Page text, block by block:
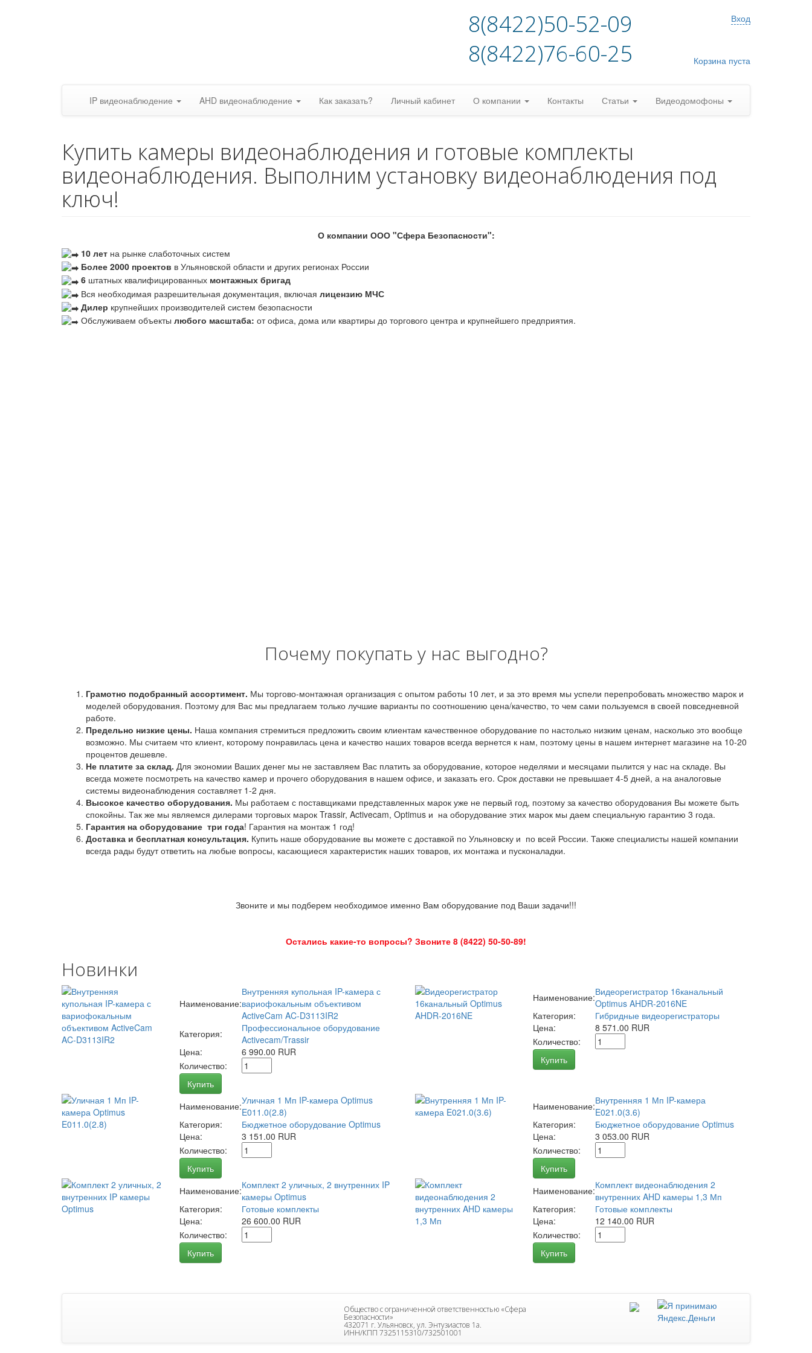
8(8422)50-52-09
8(8422)76-60-25
Вход
Корзина пуста
IP видеонаблюдение AHD видеонаблюдение Как заказать? Личный кабинет О компании Контакты Статьи Видеодомофоны
Купить камеры видеонаблюдения и готовые комплекты
видеонаблюдения. Выполним установку видеонаблюдения под
ключ!
О компании ООО "Сфера Безопасности":
10 лет на рынке слаботочных систем
Более 2000 проектов в Ульяновской области и других регионах России
6 штатных квалифицированных монтажных бригад
Вся необходимая разрешительная документация, включая лицензию МЧС
Дилер крупнейших производителей систем безопасности
Обслуживаем объекты любого масштаба: от офиса, дома или квартиры до торгового центра и крупнейшего предприятия.
Почему покупать у нас выгодно?
Грамотно подобранный ассортимент. Мы торгово-монтажная организация с опытом работы 10 лет, и за это время мы успели перепробовать множество марок и
моделей оборудования. Поэтому для Вас мы предлагаем только лучшие варианты по соотношению цена/качество, то чем сами пользуемся в своей повседневной
работе.
Предельно низкие цены. Наша компания стремиться предложить своим клиентам качественное оборудование по настолько низким ценам, насколько это вообще
возможно. Мы считаем что клиент, которому понравилась цена и качество наших товаров всегда вернется к нам, поэтому цены в нашем интернет магазине на 10-20
процентов дешевле.
Не платите за склад. Для экономии Ваших денег мы не заставляем Вас платить за оборудование, которое неделями и месяцами пылится у нас на складе. Вы
всегда можете посмотреть на качество камер и прочего оборудования в нашем офисе, и заказать его. Срок доставки не превышает 4-5 дней, а на аналоговые
системы видеонаблюдения составляет 1-2 дня.
Высокое качество оборудования. Мы работаем с поставщиками представленных марок уже не первый год, поэтому за качество оборудования Вы можете быть
спокойны. Так же мы являемся дилерами торговых марок Trassir, Activecam, Optimus и на оборудование этих марок мы даем специальную гарантию 3 года.
Гарантия на оборудование три года! Гарантия на монтаж 1 год!
Доставка и бесплатная консультация. Купить наше оборудование вы можете с доставкой по Ульяновску и по всей России. Также специалисты нашей компании
всегда рады будут ответить на любые вопросы, касающиеся характеристик наших товаров, их монтажа и пусконаладки.
Звоните и мы подберем необходимое именно Вам оборудование под Ваши задачи!!!
Остались какие-то вопросы? Звоните 8 (8422) 50-50-89!
Новинки
Наименование:
Внутренняя купольная IP-камера с
вариофокальным объективом
ActiveCam AC-D3113IR2
Категория:
Профессиональное оборудование
Activecam/Trassir
Цена:
6 990.00 RUR
Количество:
Купить
Наименование:Видеорегистратор 16канальный
Optimus AHDR-2016NE
Категория:
Гибридные видеорегистраторы
Цена:
8 571.00 RUR
Количество:
Купить
Наименование:Уличная 1 Мп IP-камера Optimus
E011.0(2.8)
Категория:
Бюджетное оборудование Optimus
Цена:
3 151.00 RUR
Количество:
Купить
Наименование:Внутренняя 1 Мп IP-камера
E021.0(3.6)
Категория:
Бюджетное оборудование Optimus
Цена:
3 053.00 RUR
Количество:
Купить
Наименование:Комплект 2 уличных, 2 внутренних IP
камеры Optimus
Категория:
Готовые комплекты
Цена:
26 600.00 RUR
Количество:
Купить
Наименование:Комплект видеонаблюдения 2
внутренних AHD камеры 1,3 Мп
Категория:
Готовые комплекты
Цена:
12 140.00 RUR
Количество:
Купить
Общество с ограниченной ответственностью «Сфера
Безопасности»
432071 г. Ульяновск, ул. Энтузиастов 1а.
ИНН/КПП 7325115310/732501001